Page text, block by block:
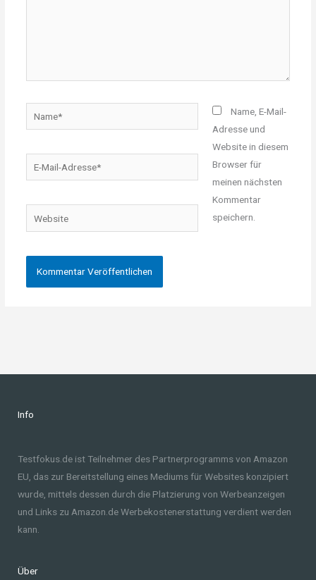
Mail-
Website
Name, E-Mail-
Adresse und
Website in diesem
Browser für
meinen nächsten
Kommentar
speichern.
Info
Testfokus.de ist Teilnehmer des Partnerprogramms von Amazon
EU, das zur Bereitstellung eines Mediums für Websites konzipiert
wurde, mittels dessen durch die Platzierung von Werbeanzeigen
und Links zu Amazon.de Werbekostenerstattung verdient werden
kann.
Über